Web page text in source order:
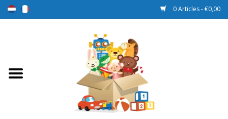
0 Articles - €0,00
Jouets